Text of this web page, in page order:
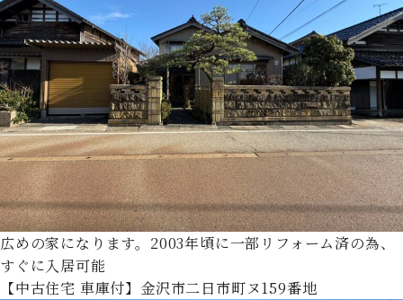
広めの家になります。2003年頃に一部リフォーム済の為、
すぐに入居可能
【中古住宅 車庫付】金沢市二日市町ヌ159番地